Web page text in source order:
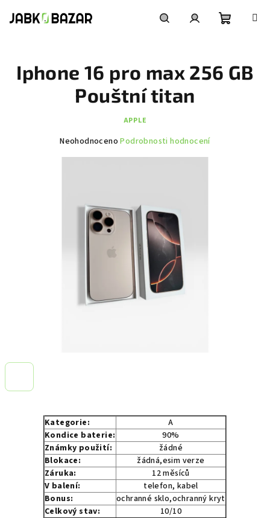
košík
Kategorie:
A
Kondice baterie:
90%
Známky použití:
žádné
Blokace:
žádná,esim verze
Záruka:
12 měsíců
V balení:
telefon, kabel
Bonus:
ochranné sklo,ochranný kryt
Celkový stav:
10/10
Iphone 16 pro max 256 GB
Pouštní titan
APPLE
Průměrné
hvězdiček.
Neohodnoceno Podrobnosti hodnocení